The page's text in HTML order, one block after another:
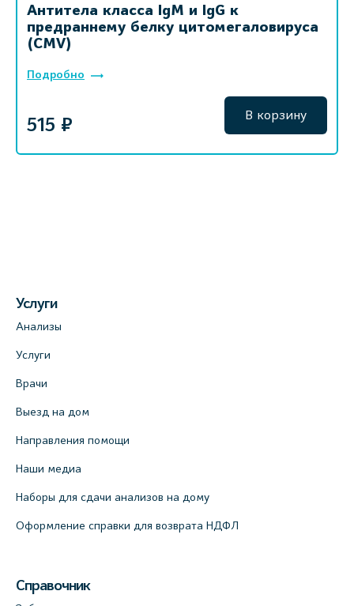
Антитела класса IgM и IgG к
предраннему белку цитомегаловируса
(CMV)
Подробно
515 ₽ В корзину
Услуги
Анализы
Услуги
Врачи
Выезд на дом
Направления помощи
Наши медиа
Наборы для сдачи анализов на дому
Оформление справки для возврата НДФЛ
Справочник